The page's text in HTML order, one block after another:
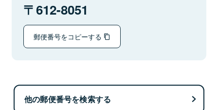
612-8051
郵便番号をコピーする
他の郵便番号を検索する